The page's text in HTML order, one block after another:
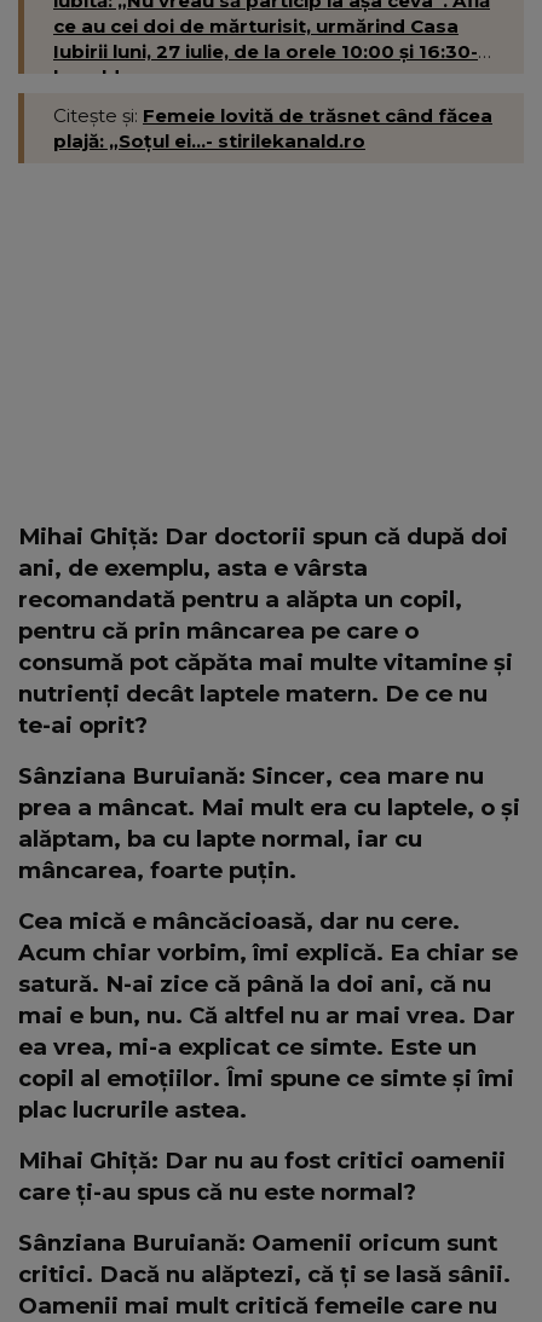
ce au cei doi de mărturisit, urmărind Casa
Iubirii luni, 27 iulie, de la orele 10:00 și 16:30-
kanald.ro
Citește și: Femeie lovită de trăsnet când făcea
plajă: „Soțul ei...- stirilekanald.ro
Mihai Ghiță: Dar doctorii spun că după doi
ani, de exemplu, asta e vârsta
recomandată pentru a alăpta un copil,
pentru că prin mâncarea pe care o
consumă pot căpăta mai multe vitamine și
nutrienți decât laptele matern. De ce nu
te-ai oprit?
Sânziana Buruiană: Sincer, cea mare nu
prea a mâncat. Mai mult era cu laptele, o și
alăptam, ba cu lapte normal, iar cu
mâncarea, foarte puțin.
Cea mică e mâncăcioasă, dar nu cere.
Acum chiar vorbim, îmi explică. Ea chiar se
satură. N-ai zice că până la doi ani, că nu
mai e bun, nu. Că altfel nu ar mai vrea. Dar
ea vrea, mi-a explicat ce simte. Este un
copil al emoțiilor. Îmi spune ce simte și îmi
plac lucrurile astea.
Mihai Ghiță: Dar nu au fost critici oamenii
care ți-au spus că nu este normal?
Sânziana Buruiană: Oamenii oricum sunt
critici. Dacă nu alăptezi, că ți se lasă sânii.
Oamenii mai mult critică femeile care nu